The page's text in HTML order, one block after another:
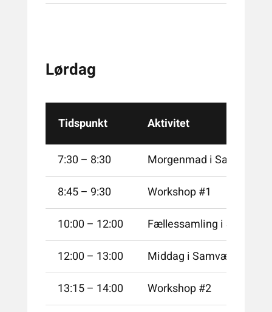
Lørdag
Tidspunkt Aktivitet
7:30 – 8:30
Morgenmad i
8:45 – 9:30
Workshop #1
10:00 – 12:00
Fællessamling i
12:00 – 13:00
Middag i Samværkets
13:15 – 14:00
Workshop #2